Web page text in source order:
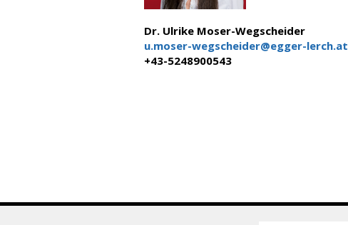
Dr. Ulrike Moser-Wegscheider
u.moser-wegscheider@egger-lerch.at
+43-5248900543